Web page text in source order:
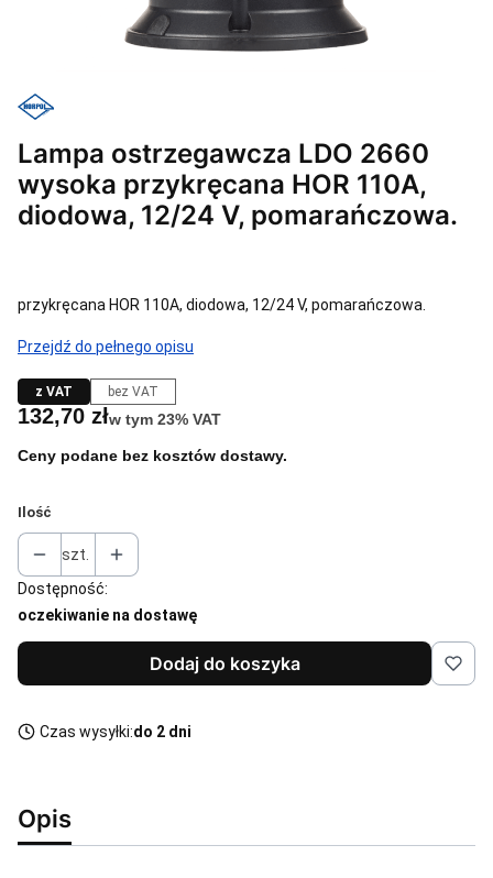
Lampa ostrzegawcza LDO 2660
wysoka przykręcana HOR 110A,
diodowa, 12/24 V, pomarańczowa.
przykręcana HOR 110A, diodowa, 12/24 V, pomarańczowa.
Przejdź do pełnego opisu
z VAT bez VAT
Cena
132,70 złw tym 23% VAT
w tym 23% VAT
Ceny podane bez kosztów dostawy.
Ilość
szt.
Dostępność:
oczekiwanie na dostawę
Dodaj do koszyka
Czas wysyłki:do 2 dni
Opis